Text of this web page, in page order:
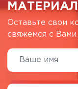
Оставьте свои
свяжемся с